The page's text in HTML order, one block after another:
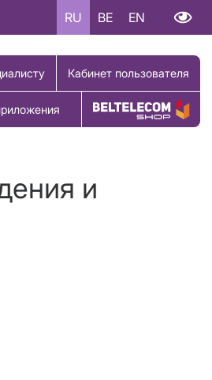
RU BE EN
Кабинет пользователя
Купить товар
и